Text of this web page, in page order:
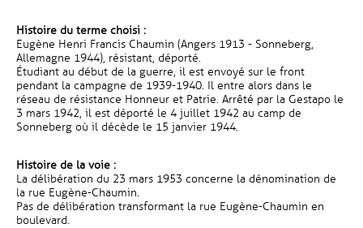
Histoire du terme choisi :
Eugène Henri Francis Chaumin (Angers 1913 - Sonneberg,
Allemagne 1944), résistant, déporté.
Étudiant au début de la guerre, il est envoyé sur le front
pendant la campagne de 1939-1940. Il entre alors dans le
réseau de résistance Honneur et Patrie. Arrêté par la Gestapo le
3 mars 1942, il est déporté le 4 juillet 1942 au camp de
Sonneberg où il décède le 15 janvier 1944.
Histoire de la voie :
La délibération du 23 mars 1953 concerne la dénomination de
la rue Eugène-Chaumin.
Pas de délibération transformant la rue Eugène-Chaumin en
boulevard.